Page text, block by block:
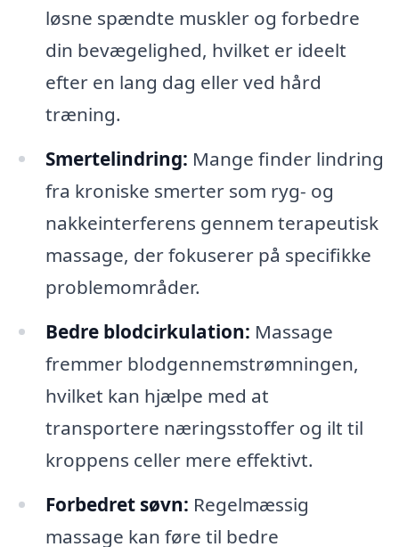
løsne spændte muskler og forbedre
din bevægelighed, hvilket er ideelt
efter en lang dag eller ved hård
træning.
Smertelindring: Mange finder lindring
fra kroniske smerter som ryg- og
nakkeinterferens gennem terapeutisk
massage, der fokuserer på specifikke
problemområder.
Bedre blodcirkulation: Massage
fremmer blodgennemstrømningen,
hvilket kan hjælpe med at
transportere næringsstoffer og ilt til
kroppens celler mere effektivt.
Forbedret søvn: Regelmæssig
massage kan føre til bedre